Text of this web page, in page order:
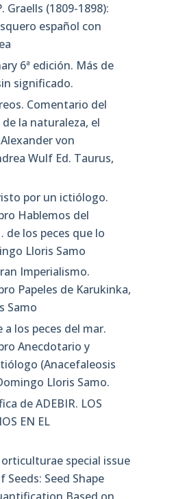
Graells (1809-1898):
español con
6ª edición. Más de
significado.
Comentario del
la naturaleza, el
von
Wulf Ed. Taurus,
por un ictiólogo.
Hablemos del
los peces que lo
Lloris Samo
Imperialismo.
Papeles de Karukinka,
Samo
los peces del mar.
Anecdotario y
(Anacefaleosis
Lloris Samo.
de ADEBIR. LOS
EN EL
special issue
Seed Shape